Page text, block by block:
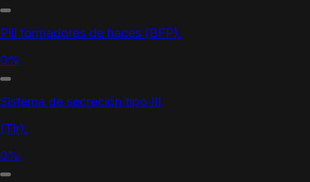
Pili formadores de haces (BFP).
0%
Sistema de secreción tipo III
(Tir).
0%